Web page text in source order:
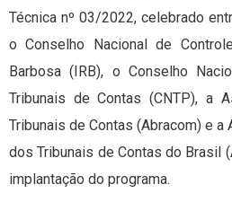
Técnica nº 03/2022, celebrado
o Conselho Nacional de
Barbosa (IRB), o Conselho
Tribunais de Contas (CNTP), a
Tribunais de Contas (Abracom) e
dos Tribunais de Contas do Brasil
implantação do programa.